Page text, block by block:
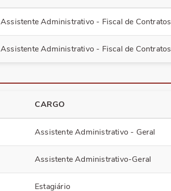
Assistente Administrativo - Fiscal de Contratos
Assistente Administrativo - Fiscal de Contratos
CARGO
Assistente Administrativo - Geral
Assistente Administrativo-Geral
Estagiário